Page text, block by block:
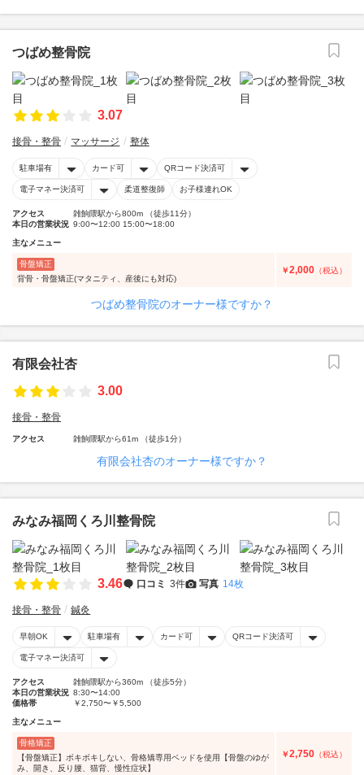
つばめ整骨院
3.07
接骨・整骨 マッサージ 整体
駐車場有 カード可 QRコード決済可
電子マネー決済可 柔道整復師 お子様連れOK
アクセス
雑餉隈駅から800m （徒歩11分）
本日の営業状況 9:00〜12:00 15:00〜18:00
主なメニュー
骨盤矯正
背骨・骨盤矯正(マタニティ、産後にも対応)
￥2,000 （税込）
つばめ整骨院のオーナー様ですか？
有限会社杏
3.00
接骨・整骨
アクセス 雑餉隈駅から61m （徒歩1分）
有限会社杏のオーナー様ですか？
みなみ福岡くろ川整骨院
3.46 口コミ 3件 写真 14枚
接骨・整骨 鍼灸
早朝OK 駐車場有 カード可 QRコード決済可
電子マネー決済可
アクセス
雑餉隈駅から360m （徒歩5分）
本日の営業状況 8:30〜14:00
価格帯
￥2,750〜￥5,500
主なメニュー
骨格矯正
【骨盤矯正】ボキボキしない、骨格矯専用ベッドを使用【骨盤のゆが
み、開き、反り腰、猫背、慢性症状】
￥2,750 （税込）